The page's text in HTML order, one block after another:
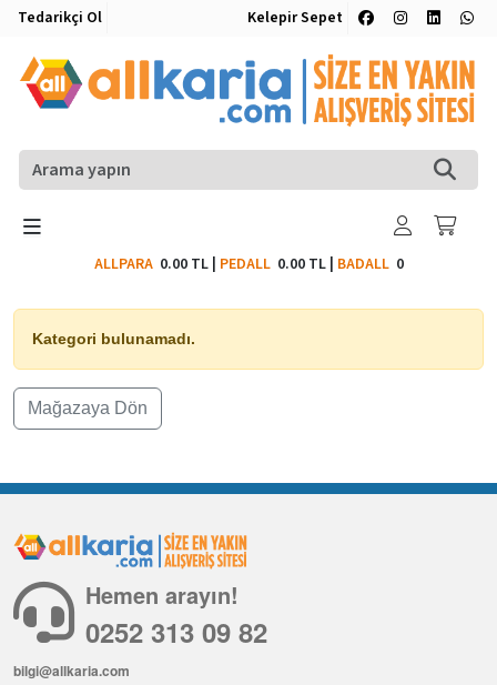
Tedarikçi Ol Kelepir Sepet
ALLPARA 0.00 TL| PEDALL 0.00 TL| BADALL0
Kategori bulunamadı.
Mağazaya Dön
Hemen arayın!
0252 313 09 82
bilgi@allkaria.com